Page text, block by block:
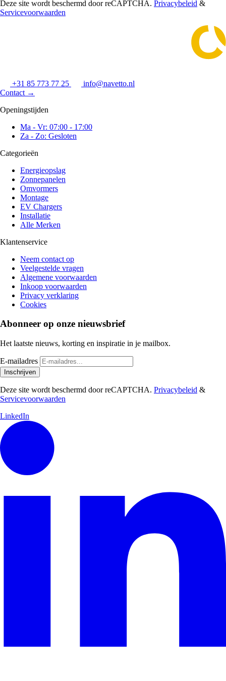
Deze site wordt beschermd door reCAPTCHA. Privacybeleid &
Servicevoorwaarden
+31 85 773 77 25
info@navetto.nl
Contact →
Openingstijden
Ma - Vr: 07:00 - 17:00
Za - Zo: Gesloten
Categorieën
Energieopslag
Zonnepanelen
Omvormers
Montage
EV Chargers
Installatie
Alle Merken
Klantenservice
Neem contact op
Veelgestelde vragen
Algemene voorwaarden
Inkoop voorwaarden
Privacy verklaring
Cookies
Abonneer op onze nieuwsbrief
Het laatste nieuws, korting en inspiratie in je mailbox.
E-mailadres
Inschrijven
Deze site wordt beschermd door reCAPTCHA. Privacybeleid &
Servicevoorwaarden
LinkedIn